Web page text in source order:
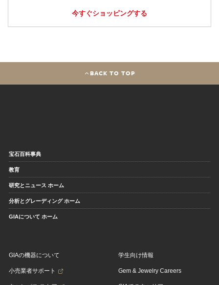
今すぐショッピングする
BACK TO TOP
宝石百科事典
教育
研究とニュース ホーム
分析とグレーディング ホーム
GIAについて ホーム
GIAの機器について
小売業者サポート
学生向け情報
Gem & Jewelry Careers